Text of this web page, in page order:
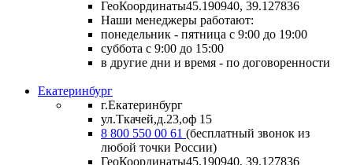
ГеоКоординаты45.190940, 39.127836
Наши менеджеры работают:
понедельник - пятница с 9:00 до 19:00
суббота с 9:00 до 15:00
в другие дни и время - по договоренности
Екатеринбург
г.Екатеринбург
ул.Ткачей,д.23,оф 15
8 800 550 00 61 (бесплатный звонок из
любой точки России)
ГеоКоординаты45.190940, 39.127836